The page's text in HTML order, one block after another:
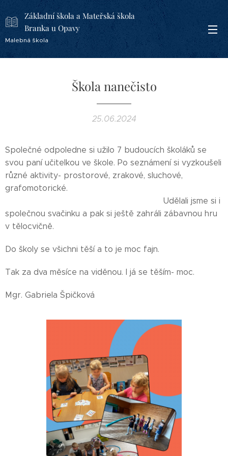
Základní škola a Mateřská škola
Branka u Opavy
Malebná škola
Škola nanečisto
25.06.2024
Společné odpoledne si užilo 7 budoucích školáků se
svou paní učitelkou ve škole. Po seznámení si vyzkoušeli
různé aktivity- prostorové, zrakové, sluchové,
grafomotorické.
Udělali jsme si i
společnou svačinku a pak si ještě zahráli zábavnou hru
v tělocvičně.
Do školy se všichni těší a to je moc fajn.
Tak za dva měsíce na viděnou. I já se těším- moc.
Mgr. Gabriela Špičková